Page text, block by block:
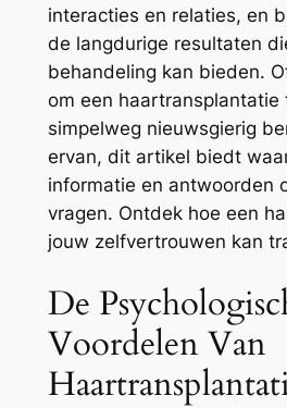
interacties en relaties, en
de langdurige resultaten
behandeling kan bieden.
om een haartransplantatie
simpelweg nieuwsgierig
ervan, dit artikel biedt
informatie en antwoorden
vragen. Ontdek hoe een
jouw zelfvertrouwen kan
De
Voordelen Van